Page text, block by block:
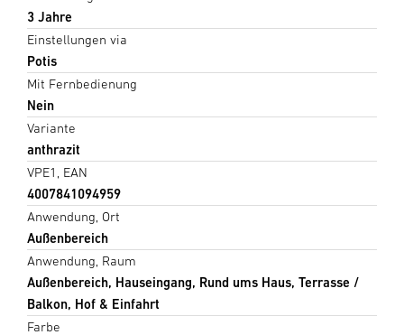
3 Jahre
Einstellungen via
Potis
Mit Fernbedienung
Nein
Variante
anthrazit
VPE1, EAN
4007841094959
Anwendung, Ort
Außenbereich
Anwendung, Raum
Außenbereich, Hauseingang, Rund ums Haus, Terrasse /
Balkon, Hof & Einfahrt
Farbe